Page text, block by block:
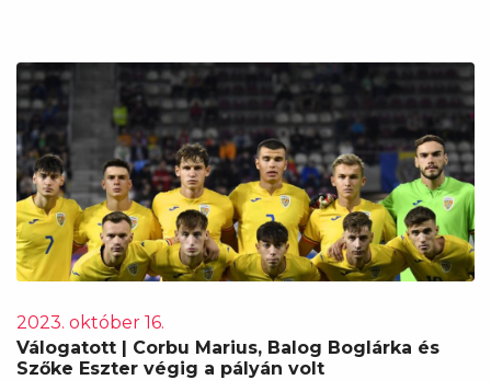
2023. október 16.
Válogatott | Corbu Marius, Balog Boglárka és
Szőke Eszter végig a pályán volt